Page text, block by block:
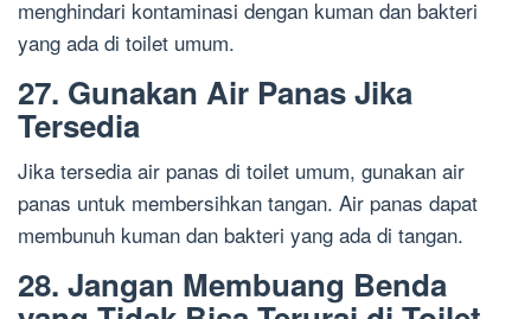
menghindari kontaminasi dengan kuman dan bakteri
yang ada di toilet umum.
27. Gunakan Air Panas Jika
Tersedia
Jika tersedia air panas di toilet umum, gunakan air
panas untuk membersihkan tangan. Air panas dapat
membunuh kuman dan bakteri yang ada di tangan.
28. Jangan Membuang Benda